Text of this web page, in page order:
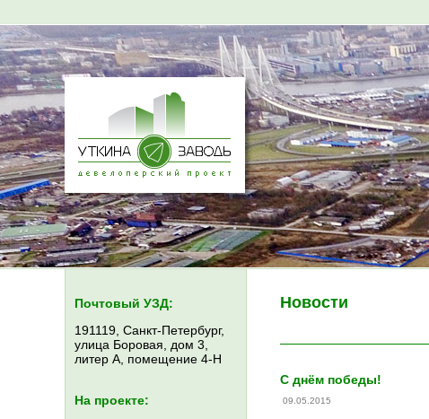
Почтовый УЗД:
191119, Санкт-Петербург,
улица Боровая, дом 3,
литер А, помещение 4-Н
На проекте:
Новости
С днём победы!
09.05.2015